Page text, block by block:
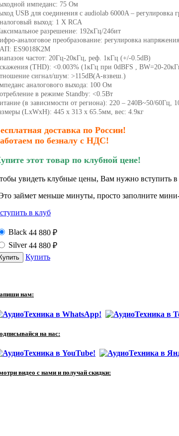
импеданс: 75 Ом
USB для соединения с audiolab 6000A –
выход: 1 X RCA
разрешение: 192кГц/24бит
аналоговое преобразование: регулировка
ES9018K2M
частот: 20Гц-20кГц, реф. 1кГц (+/-0.5dB)
(THD): <0.003% (1кГц при 0dBFS , BW=20-
сигнал/шум: >115dB(A-взвеш.)
аналогового выхода: 100 Ом
в режиме Standby: <0.5Вт
(в зависимости от региона): 220 – 240В~50/60Гц,
(LxWxH): 445 х 313 х 65.5мм, вес: 4.9кг
доставка по России!
по безналу с НДС!
этот товар по клубной цене!
увидеть клубные цены, Вам нужно вступить
займет меньше минуты, просто заполните мини-
в клуб
Black 44 880 ₽
Silver 44 880 ₽
Купить
нам:
на нас:
видео с нами и получай скидки: